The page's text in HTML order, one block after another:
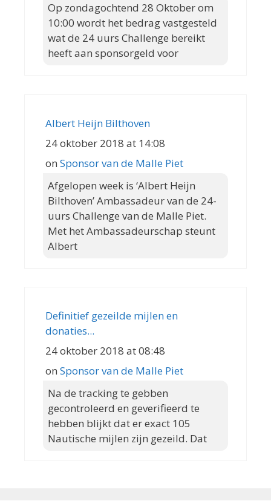
Op zondagochtend 28 Oktober om
10:00 wordt het bedrag vastgesteld
wat de 24 uurs Challenge bereikt
heeft aan sponsorgeld voor
Albert Heijn Bilthoven
24 oktober 2018 at 14:08
on Sponsor van de Malle Piet
Afgelopen week is ‘Albert Heijn
Bilthoven’ Ambassadeur van de 24-
uurs Challenge van de Malle Piet.
Met het Ambassadeurschap steunt
Albert
Definitief gezeilde mijlen en
donaties...
24 oktober 2018 at 08:48
on Sponsor van de Malle Piet
Na de tracking te gebben
gecontroleerd en geverifieerd te
hebben blijkt dat er exact 105
Nautische mijlen zijn gezeild. Dat